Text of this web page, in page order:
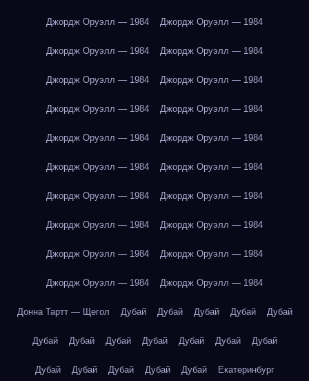
Джордж Оруэлл — 1984 Джордж Оруэлл — 1984
Джордж Оруэлл — 1984 Джордж Оруэлл — 1984
Джордж Оруэлл — 1984 Джордж Оруэлл — 1984
Джордж Оруэлл — 1984 Джордж Оруэлл — 1984
Джордж Оруэлл — 1984 Джордж Оруэлл — 1984
Джордж Оруэлл — 1984 Джордж Оруэлл — 1984
Джордж Оруэлл — 1984 Джордж Оруэлл — 1984
Джордж Оруэлл — 1984 Джордж Оруэлл — 1984
Джордж Оруэлл — 1984 Джордж Оруэлл — 1984
Джордж Оруэлл — 1984 Джордж Оруэлл — 1984
Донна Тартт — Щегол Дубай Дубай Дубай Дубай Дубай
Дубай Дубай Дубай Дубай Дубай Дубай Дубай
Дубай Дубай Дубай Дубай Дубай Екатеринбург